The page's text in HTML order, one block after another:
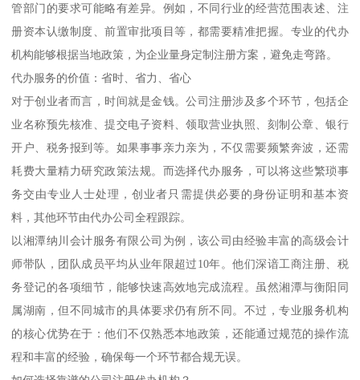
管部门的要求可能略有差异。例如，不同行业的经营范围表述、注
册资本认缴制度、前置审批项目等，都需要精准把握。专业的代办
机构能够根据当地政策，为企业量身定制注册方案，避免走弯路。
代办服务的价值：省时、省力、省心
对于创业者而言，时间就是金钱。公司注册涉及多个环节，包括企
业名称预先核准、提交电子资料、领取营业执照、刻制公章、银行
开户、税务报到等。如果事事亲力亲为，不仅需要频繁奔波，还需
耗费大量精力研究政策法规。而选择代办服务，可以将这些繁琐事
务交由专业人士处理，创业者只需提供必要的身份证明和基本资
料，其他环节由代办公司全程跟踪。
以湘潭纳川会计服务有限公司为例，该公司由经验丰富的高级会计
师带队，团队成员平均从业年限超过10年。他们深谙工商注册、税
务登记的各项细节，能够快速高效地完成流程。虽然湘潭与衡阳同
属湖南，但不同城市的具体要求仍有所不同。不过，专业服务机构
的核心优势在于：他们不仅熟悉本地政策，还能通过规范的操作流
程和丰富的经验，确保每一个环节都合规无误。